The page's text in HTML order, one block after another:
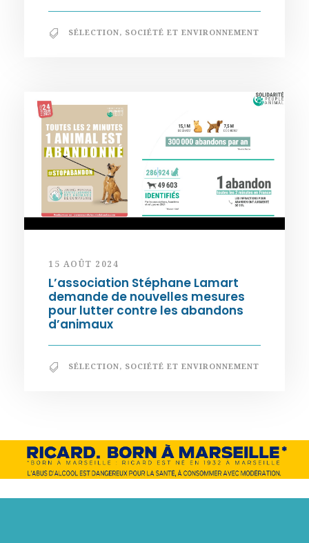
SÉLECTION, SOCIÉTÉ ET ENVIRONNEMENT
15 AOÛT 2024
L’association Stéphane Lamart
demande de nouvelles mesures
pour lutter contre les abandons
d’animaux
SÉLECTION, SOCIÉTÉ ET ENVIRONNEMENT